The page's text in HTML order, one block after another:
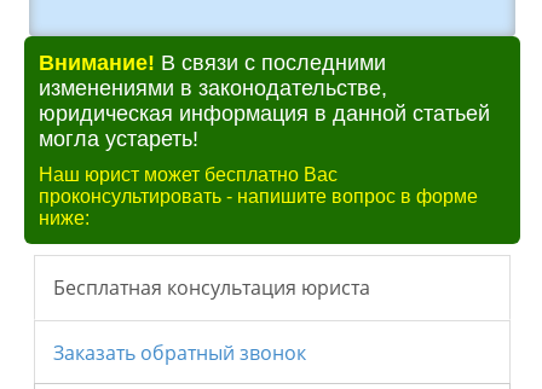
Внимание! В связи с последними
изменениями в законодательстве,
юридическая информация в данной статьей
могла устареть!
Наш юрист может бесплатно Вас
проконсультировать - напишите вопрос в форме
ниже: